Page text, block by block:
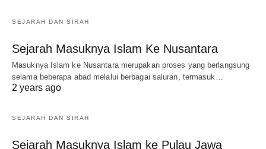
SEJARAH DAN SIRAH
Sejarah Masuknya Islam Ke Nusantara
Masuknya Islam ke Nusantara merupakan proses yang berlangsung
selama beberapa abad melalui berbagai saluran, termasuk…
2 years ago
SEJARAH DAN SIRAH
Sejarah Masuknya Islam ke Pulau Jawa